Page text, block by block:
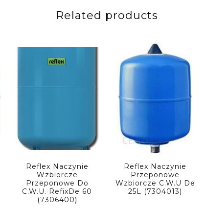
Related products
Reflex Naczynie
Wzbiorcze
Przeponowe Do
C.W.U. RefixDe 60
(7306400)
Reflex Naczynie
Przeponowe
Wzbiorcze C.W.U De
25L (7304013)